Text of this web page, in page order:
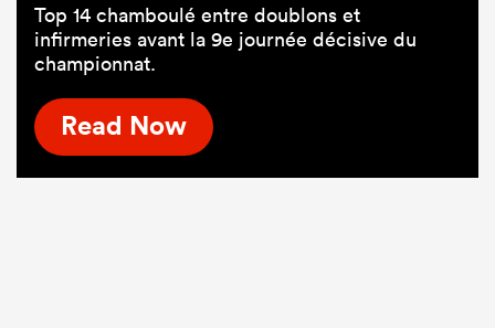
Top 14 chamboulé entre doublons et
infirmeries avant la 9e journée décisive du
championnat.
Read Now